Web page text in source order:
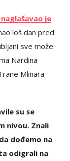
je
loš dan pred
sve može
Nardina
Mlinara
su se
nivou. Znali
dođemo na
odigrali na